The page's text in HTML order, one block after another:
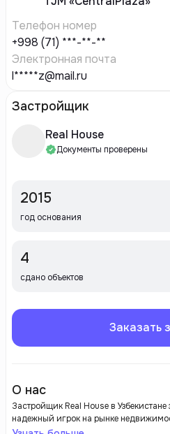
Телефон номер
+998 (71) ***-**-**
Электронная почта
l*****z@mail.ru
Застройщик
Real House
Документы проверены
2015
год основания
4
сдано объектов
Заказать
О нас
Застройщик Real House в
надежный игрок на рынке
компания активно развивает проекты